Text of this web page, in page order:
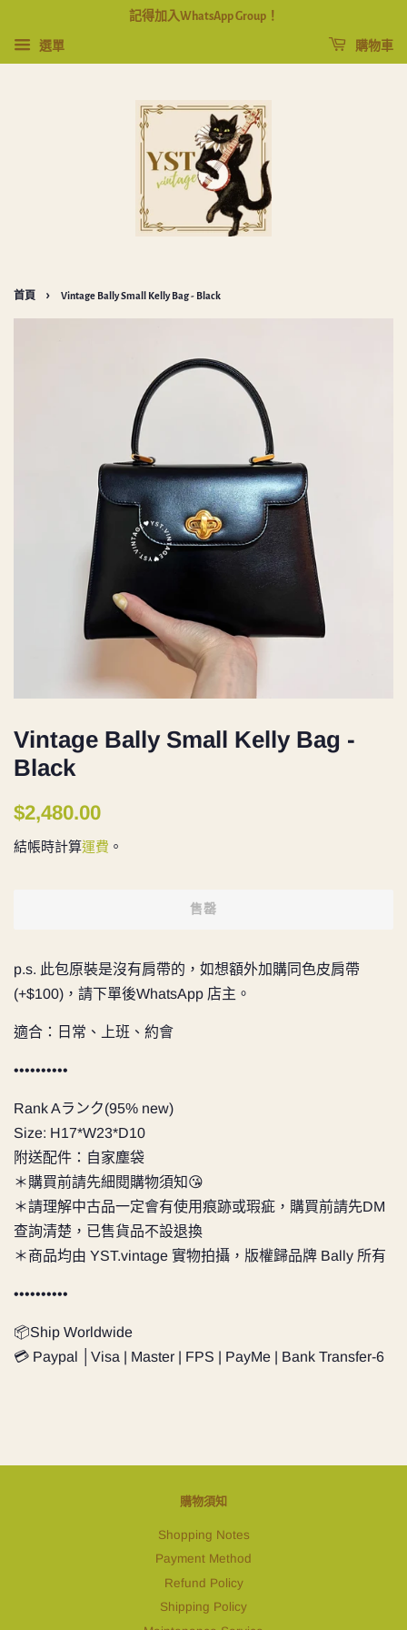
記得加入WhatsApp Group！
選單 購物車
首頁 › Vintage Bally Small Kelly Bag - Black
Vintage Bally Small Kelly Bag -
Black
定
$2,480.00
結帳時計算運費 。
售罄
p.s. 此包原裝是沒有肩帶的，如想額外加購同色皮肩帶
(+$100)，請下單後WhatsApp 店主。
適合：日常、上班、約會
••••••••••
Rank Aランク(95% new)
Size: H17*W23*D10
附送配件：自家塵袋
＊購買前請先細閱購物須知😘
＊請理解中古品一定會有使用痕跡或瑕疵，購買前請先DM
查詢清楚，已售貨品不設退換
＊商品均由 YST.vintage 實物拍攝，版權歸品牌 Bally 所有
••••••••••
📦Ship Worldwide
💳 Paypal │Visa | Master | FPS | PayMe | Bank Transfer-6
購物須知
Shopping Notes
Payment Method
Refund Policy
Shipping Policy